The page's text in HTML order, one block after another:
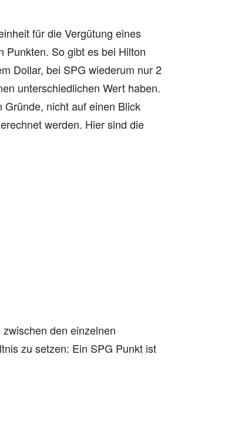
für die Vergütung eines
Punkten. So gibt es bei Hilton
Dollar, bei SPG wiederum nur 2
unterschiedlichen Wert haben.
nicht auf einen Blick
werden. Hier sind die
den einzelnen
zu setzen: Ein SPG Punkt ist